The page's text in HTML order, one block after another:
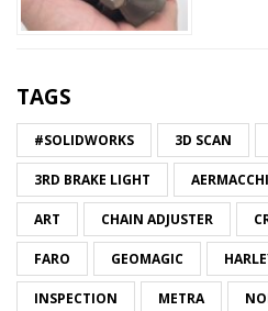
TAGS
#SOLIDWORKS 3D SCAN
3RD BRAKE LIGHT AERMACCHI
ART CHAIN ADJUSTER
FARO GEOMAGIC
INSPECTION METRA